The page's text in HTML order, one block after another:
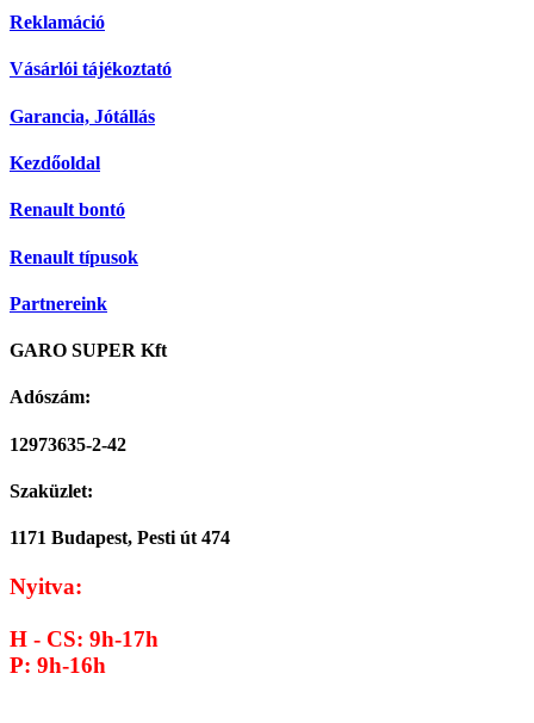
Reklamáció
Vásárlói tájékoztató
Garancia, Jótállás
Kezdőoldal
Renault bontó
Renault típusok
Partnereink
GARO SUPER Kft
Adószám:
12973635-2-42
Szaküzlet:
1171 Budapest, Pesti út 474
Nyitva:
H - CS: 9h-17h
P: 9h-16h